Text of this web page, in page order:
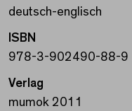
deutsch-englisch
ISBN
978-3-902490-88-9
Verlag
mumok 2011